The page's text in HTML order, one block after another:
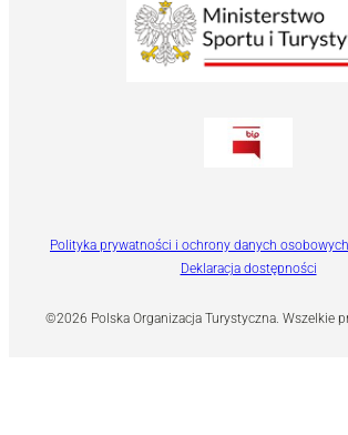
©2026 Polska Organizacja Turystyczna. Wszelkie
Polityka prywatności i ochrony danych osobowych
Deklaracja dostępności